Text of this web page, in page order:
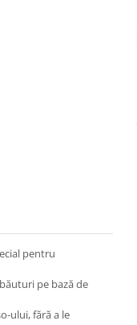
pentru
pe bază de
ului, fără a le